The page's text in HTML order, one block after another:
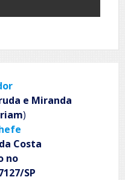
e Miranda
)
Costa
no
SP